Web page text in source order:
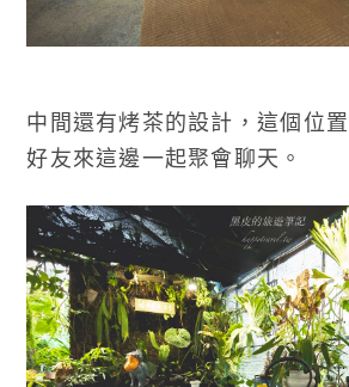
中間還有烤茶的設計，這個位
好友來這邊一起聚會聊天。